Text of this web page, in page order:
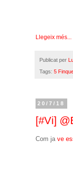
Llegeix més...
Publicat per
Tags: 5
20/7/18
[#Vi]
Com ja ve